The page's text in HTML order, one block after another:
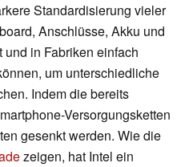
Standardisierung vieler
Anschlüsse, Akku und
in Fabriken einfach
um unterschiedliche
Indem die bereits
Versorgungsketten
gesenkt werden. Wie die
zeigen, hat Intel ein